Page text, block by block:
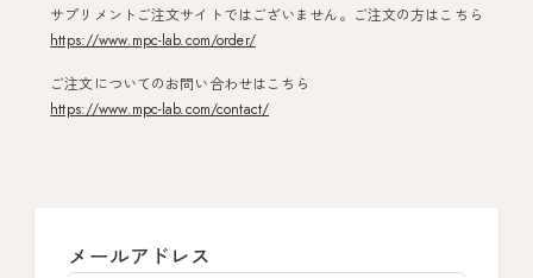
サプリメントご注文サイトではございません。ご注文の方はこちら
https://www.mpc-lab.com/order/
ご注文についてのお問い合わせはこちら
https://www.mpc-lab.com/contact/
メールアドレス